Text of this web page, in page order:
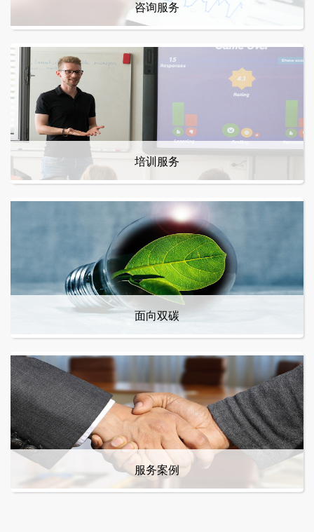
咨询服务
培训服务
面向双碳
服务案例